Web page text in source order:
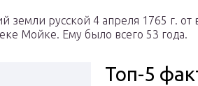
земли русской 4 апреля 1765 г. от
Мойке. Ему было всего 53 года.
Топ-5